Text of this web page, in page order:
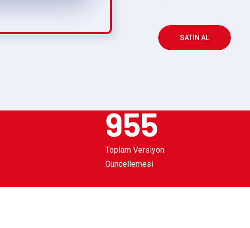
SATIN AL
955
Toplam Versiyon
Güncellemesi